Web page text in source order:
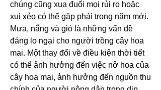
chúng cũng xua đuổi mọi rủi ro hoặc
xui xẻo có thể gặp phải trong năm mới.
Mưa, nắng và gió là những vấn đề
đáng lo ngại cho người trồng cây hoa
mai. Một thay đổi về điều kiện thời tiết
có thể ảnh hưởng đến việc nở hoa của
cây hoa mai, ảnh hưởng đến nguồn thu